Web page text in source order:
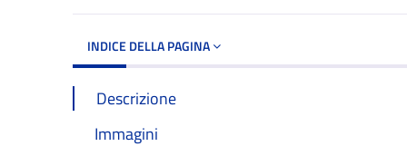
INDICE DELLA PAGINA
Descrizione
Immagini